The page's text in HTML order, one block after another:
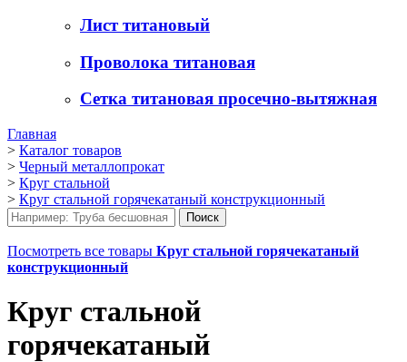
Лист титановый
Проволока титановая
Сетка титановая просечно-вытяжная
Главная
> Каталог товаров
> Черный металлопрокат
> Круг стальной
> Круг стальной горячекатаный конструкционный
Посмотреть все товары Круг стальной горячекатаный
конструкционный
Круг стальной
горячекатаный